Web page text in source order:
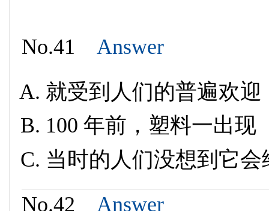
No.41 Answer
就受到人们的普遍欢迎
100 年前，塑料一出现
当时的人们没想到它
No.42 Answer